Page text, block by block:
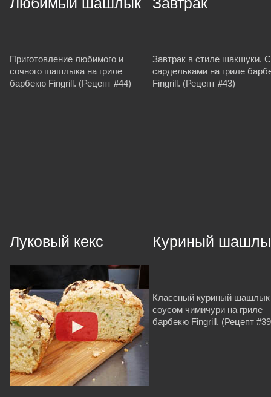
Приготовление любимого и
сочного шашлыка на гриле
барбекю Fingrill. (Рецепт #44)
Завтрак в стиле шакшуки. С
сардельками на гриле
Fingrill. (Рецепт #43)
Луковый кекс Куриный
Классный куриный шашлык
соусом чимичури на гриле
барбекю Fingrill. (Рецепт